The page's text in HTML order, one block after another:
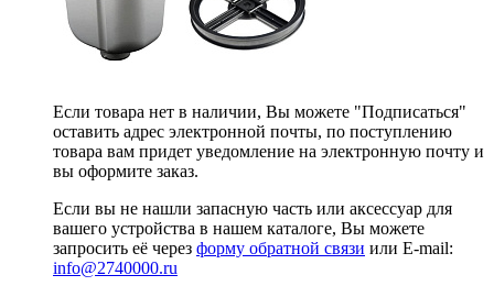
Если товара нет в наличии, Вы можете "Подписаться"
оставить адрес электронной почты, по поступлению
товара вам придет уведомление на электронную почту и
вы оформите заказ.
Если вы не нашли запасную часть или аксессуар для
вашего устройства в нашем каталоге, Вы можете
запросить её через форму обратной связи или E-mail:
info@2740000.ru